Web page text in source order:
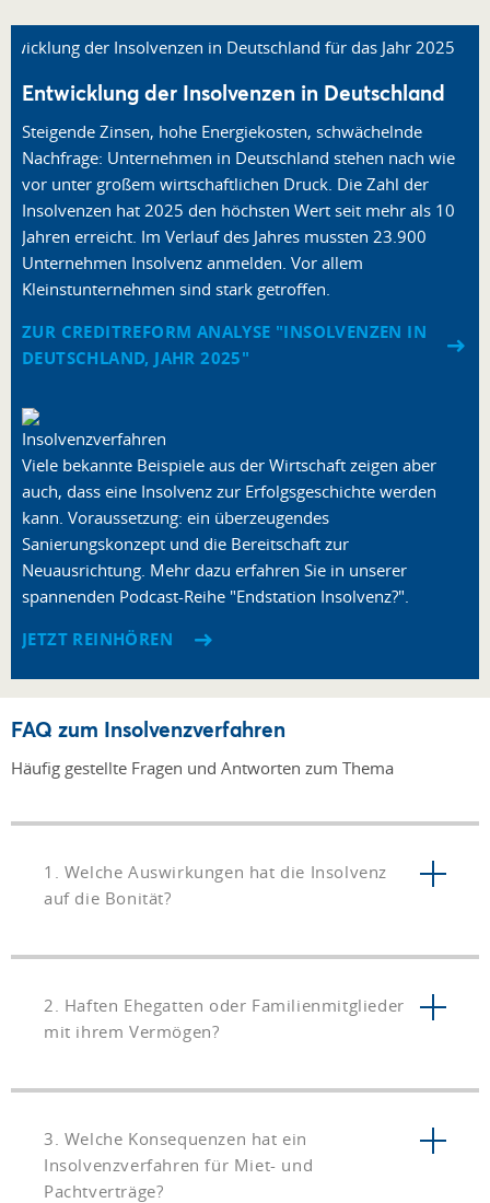
Entwicklung der Insolvenzen in Deutschland
Steigende Zinsen, hohe Energiekosten, schwächelnde
Nachfrage: Unternehmen in Deutschland stehen nach wie
vor unter großem wirtschaftlichen Druck. Die Zahl der
Insolvenzen hat 2025 den höchsten Wert seit mehr als 10
Jahren erreicht. Im Verlauf des Jahres mussten 23.900
Unternehmen Insolvenz anmelden. Vor allem
Kleinstunternehmen sind stark getroffen.
ZUR CREDITREFORM ANALYSE "INSOLVENZEN IN
DEUTSCHLAND, JAHR 2025"
Viele bekannte Beispiele aus der Wirtschaft zeigen aber
auch, dass eine Insolvenz zur Erfolgsgeschichte werden
kann. Voraussetzung: ein überzeugendes
Sanierungskonzept und die Bereitschaft zur
Neuausrichtung. Mehr dazu erfahren Sie in unserer
spannenden Podcast-Reihe "Endstation Insolvenz?".
JETZT REINHÖREN
FAQ zum Insolvenzverfahren
Häufig gestellte Fragen und Antworten zum Thema
1. Welche Auswirkungen hat die Insolvenz
auf die Bonität?
2. Haften Ehegatten oder Familienmitglieder
mit ihrem Vermögen?
3. Welche Konsequenzen hat ein
Insolvenzverfahren für Miet- und
Pachtverträge?